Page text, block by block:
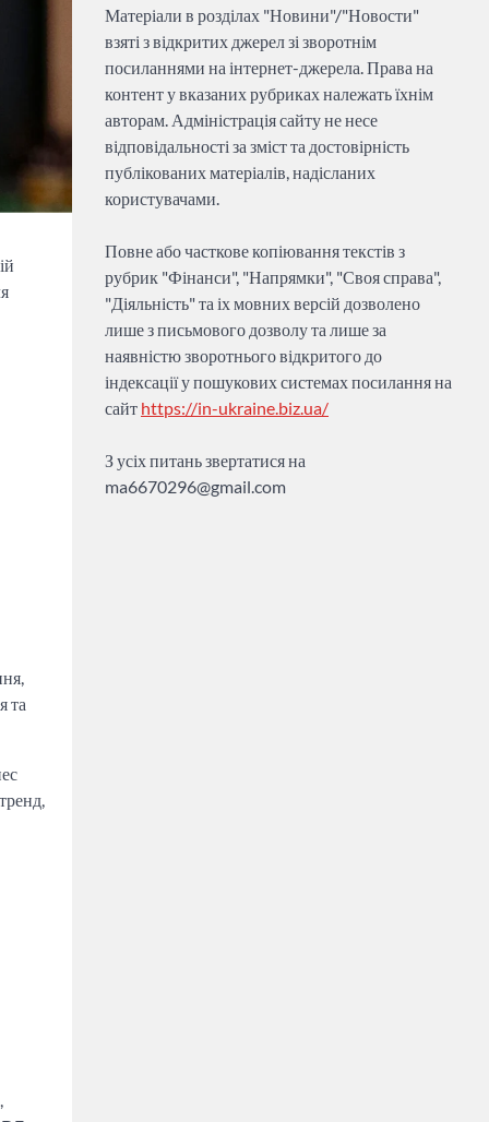
та
Матеріали в розділах "Новини"/"Новости"
взяті з відкритих джерел зі зворотнім
посиланнями на інтернет-джерела. Права на
контент у вказаних рубриках належать їхнім
авторам. Адміністрація сайту не несе
відповідальності за зміст та достовірність
публікованих матеріалів, надісланих
користувачами.
Повне або часткове копіювання текстів з
рубрик "Фінанси", "Напрямки", "Своя справа",
"Діяльність" та іх мовних версій дозволено
лише з письмового дозволу та лише за
наявністю зворотнього відкритого до
індексації у пошукових системах посилання на
сайт https://in-ukraine.biz.ua/
З усіх питань звертатися на
ma6670296@gmail.com